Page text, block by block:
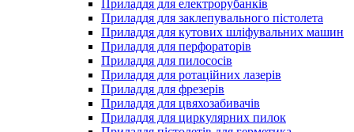
Приладдя для електрорубанків
Приладдя для заклепувального пістолета
Приладдя для кутових шліфувальних машин
Приладдя для перфораторів
Приладдя для пилососів
Приладдя для ротаційних лазерів
Приладдя для фрезерів
Приладдя для цвяхозабивачів
Приладдя для циркулярних пилок